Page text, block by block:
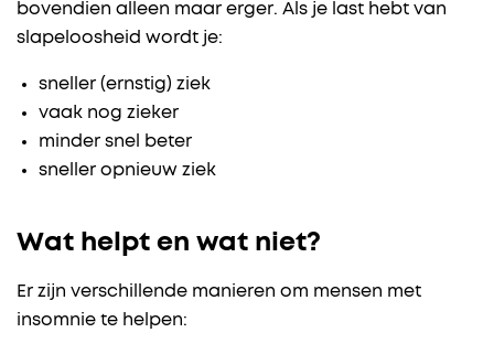
bovendien alleen maar erger. Als je last hebt van
slapeloosheid wordt je:
sneller (ernstig) ziek
vaak nog zieker
minder snel beter
sneller opnieuw ziek
Wat helpt en wat niet?
Er zijn verschillende manieren om mensen met
insomnie te helpen: